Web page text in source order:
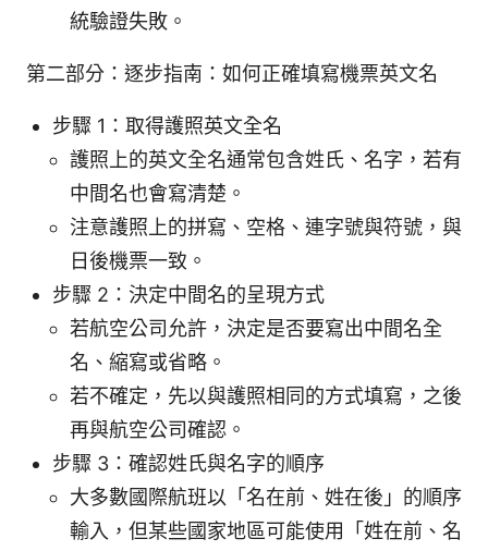
統驗證失敗。
第二部分：逐步指南：如何正確填寫機票英文名
步驟 1：取得護照英文全名
護照上的英文全名通常包含姓氏、名字，若有
中間名也會寫清楚。
注意護照上的拼寫、空格、連字號與符號，與
日後機票一致。
步驟 2：決定中間名的呈現方式
若航空公司允許，決定是否要寫出中間名全
名、縮寫或省略。
若不確定，先以與護照相同的方式填寫，之後
再與航空公司確認。
步驟 3：確認姓氏與名字的順序
大多數國際航班以「名在前、姓在後」的順序
輸入，但某些國家地區可能使用「姓在前、名